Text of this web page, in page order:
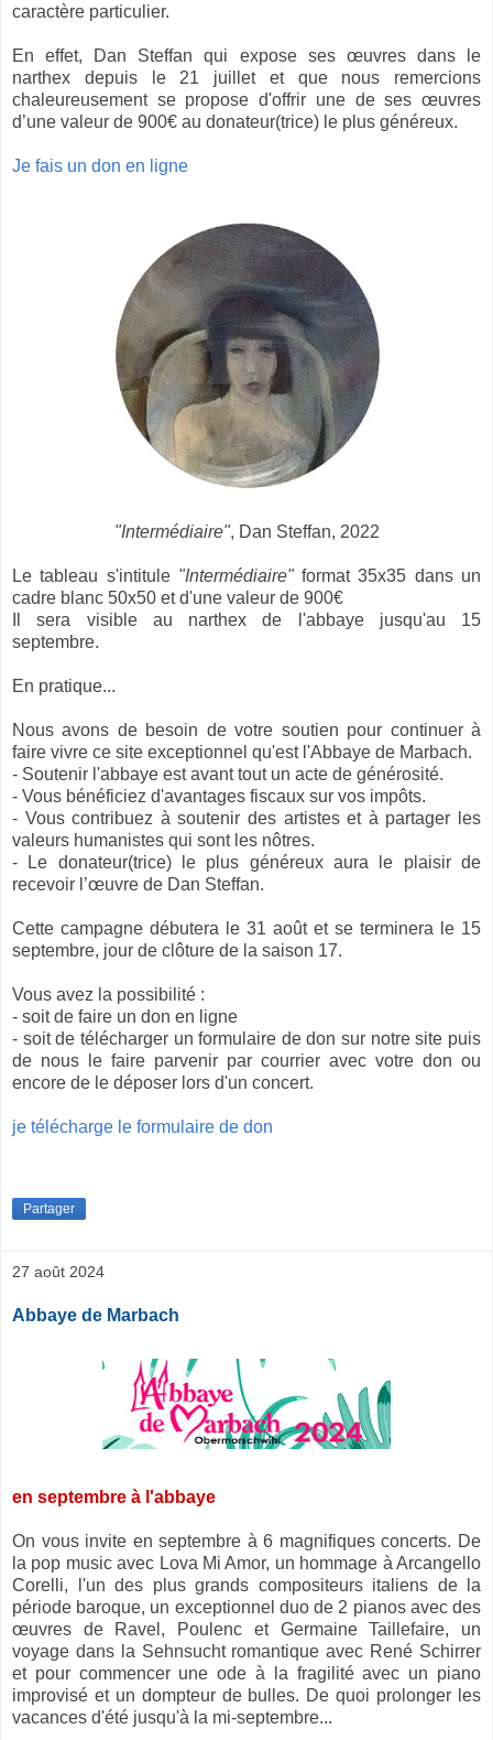
caractère particulier.
En effet, Dan Steffan qui expose ses œuvres dans le
narthex depuis le 21 juillet et que nous remercions
chaleureusement se propose d'offrir une de ses œuvres
d’une valeur de 900€ au donateur(trice) le plus généreux.
Je fais un don en ligne
"Intermédiaire", Dan Steffan, 2022
Le tableau s'intitule "Intermédiaire"format 35x35 dans un
cadre blanc 50x50 et d'une valeur de 900€
Il sera visible au narthex de l'abbaye jusqu'au 15
septembre.
En pratique...
Nous avons de besoin de votre soutien pour continuer à
faire vivre ce site exceptionnel qu'est l'Abbaye de Marbach.
- Soutenir l'abbaye est avant tout un acte de générosité.
- Vous bénéficiez d'avantages fiscaux sur vos impôts.
- Vous contribuez à soutenir des artistes et à partager les
valeurs humanistes qui sont les nôtres.
- Le donateur(trice) le plus généreux aura le plaisir de
recevoir l’œuvre de Dan Steffan.
Cette campagne débutera le 31 août et se terminera le 15
septembre, jour de clôture de la saison 17.
Vous avez la possibilité :
- soit de faire un don en ligne
- soit de télécharger un formulaire de don sur notre site puis
de nous le faire parvenir par courrier avec votre don ou
encore de le déposer lors d'un concert.
je télécharge le formulaire de don
Partager
27 août 2024
Abbaye de Marbach
en septembre à l'abbaye
On vous invite en septembre à 6 magnifiques concerts. De
la pop music avec Lova Mi Amor, un hommage à Arcangello
Corelli, l'un des plus grands compositeurs italiens de la
période baroque, un exceptionnel duo de 2 pianos avec des
œuvres de Ravel, Poulenc et Germaine Taillefaire, un
voyage dans la Sehnsucht romantique avec René Schirrer
et pour commencer une ode à la fragilité avec un piano
improvisé et un dompteur de bulles. De quoi prolonger les
vacances d'été jusqu'à la mi-septembre...